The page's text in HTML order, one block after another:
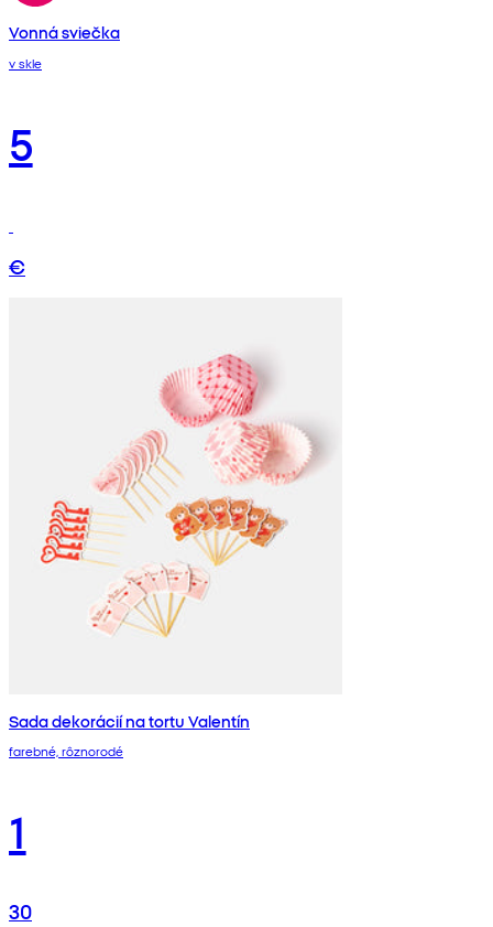
Vonná sviečka
v skle
5
€
Sada dekorácií na tortu Valentín
farebné, rôznorodé
1
30